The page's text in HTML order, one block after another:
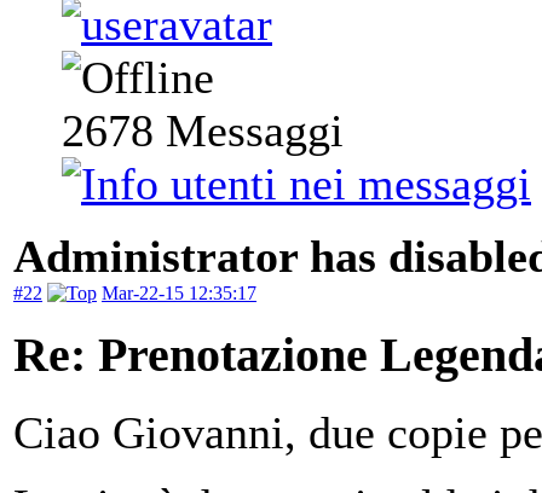
2678 Messaggi
Administrator has
#22 Mar-22-15 12:35:17
Re: Prenotazione
Ciao Giovanni, due copie